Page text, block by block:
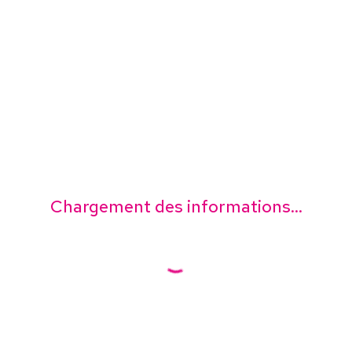
Chargement des informations...